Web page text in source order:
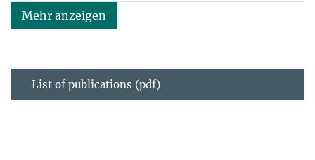
Mehr anzeigen
List of publications (pdf)